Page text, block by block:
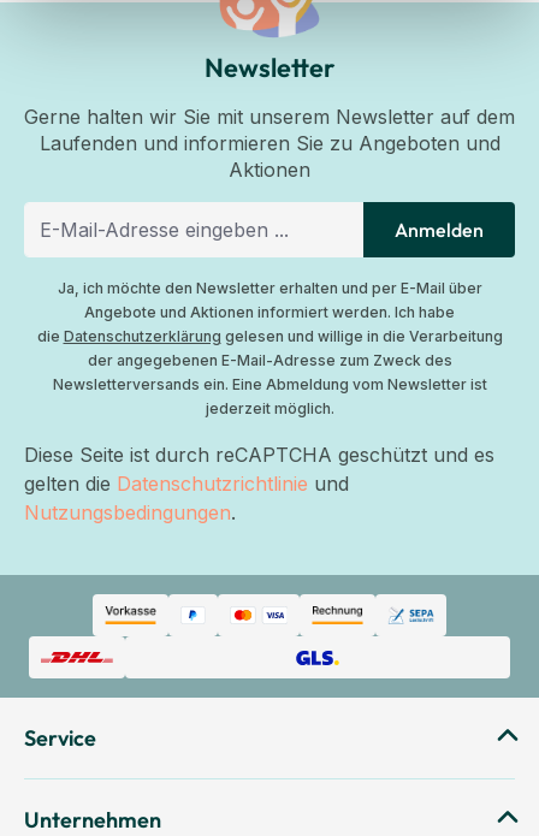
Newsletter
Gerne halten wir Sie mit unserem Newsletter auf dem
Laufenden und informieren Sie zu Angeboten und
Aktionen
Anmelden
Ja, ich möchte den Newsletter erhalten und per E-Mail über
Angebote und Aktionen informiert werden. Ich habe
die Datenschutzerklärung gelesen und willige in die Verarbeitung
der angegebenen E-Mail-Adresse zum Zweck des
Newsletterversands ein. Eine Abmeldung vom Newsletter ist
jederzeit möglich.
Diese Seite ist durch reCAPTCHA geschützt und es
gelten die Datenschutzrichtlinie und
Nutzungsbedingungen.
Service
Unternehmen